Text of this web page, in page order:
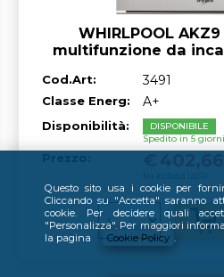
Questo sito usa i cookie per
Cliccando su "Accetta" saranno
cookie. Per decidere quali
"Personalizza". Per maggiori
la pagina
Cookie Policy .
WHIRLPOOL
multifunzione da
Cod.Art: 3491
Classe Energ: A+
Disponibilità:
DISPONIBILE
Spedito in 5 giorni